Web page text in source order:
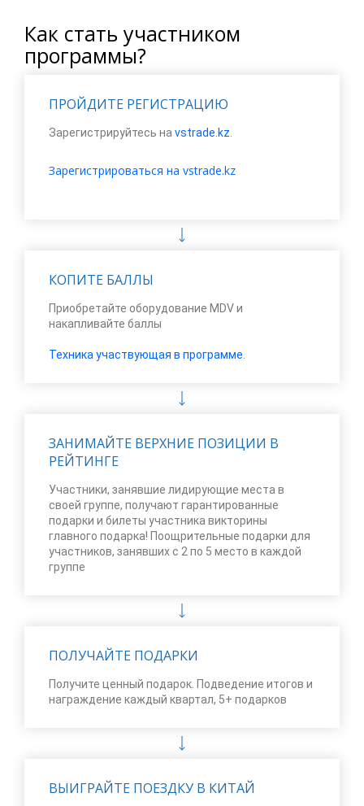
Как стать участником
программы?
ПРОЙДИТЕ РЕГИСТРАЦИЮ
Зарегистрируйтесь на vstrade.kz.
Зарегистрироваться на vstrade.kz
КОПИТЕ БАЛЛЫ
Приобретайте оборудование MDV и
накапливайте баллы
Техника участвующая в программе.
ЗАНИМАЙТЕ ВЕРХНИЕ ПОЗИЦИИ В
РЕЙТИНГЕ
Участники, занявшие лидирующие места в
своей группе, получают гарантированные
подарки и билеты участника викторины
главного подарка! Поощрительные подарки для
участников, занявших с 2 по 5 место в каждой
группе
ПОЛУЧАЙТЕ ПОДАРКИ
Получите ценный подарок. Подведение итогов и
награждение каждый квартал, 5+ подарков
ВЫИГРАЙТЕ ПОЕЗДКУ В КИТАЙ